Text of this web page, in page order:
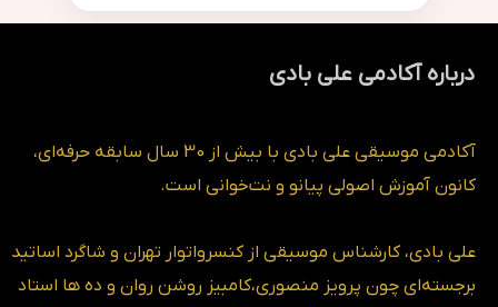
درباره آکادمی علی بادی
آکادمی موسیقی علی بادی با بیش از 30 سال سابقه حرفه‌ای،
کانون آموزش اصولی پیانو و نت‌خوانی است.
علی بادی، کارشناس موسیقی از کنسرواتوار تهران و شاگرد اساتید
برجسته‌ای چون پرویز منصوری،کامبیز روشن روان و ده ها استاد